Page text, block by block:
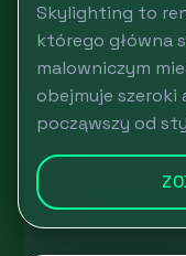
Skylighting to
którego główna
malowniczym
obejmuje
począwszy od